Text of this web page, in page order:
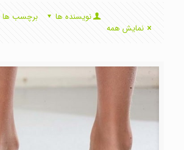
برچسب ها
نویسنده ها
نمایش همه